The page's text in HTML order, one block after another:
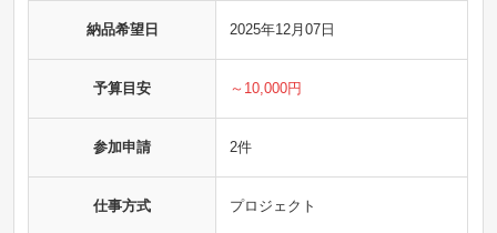
納品希望日 2025年12月07日
予算目安 ～10,000円
参加申請 2件
仕事方式 プロジェクト